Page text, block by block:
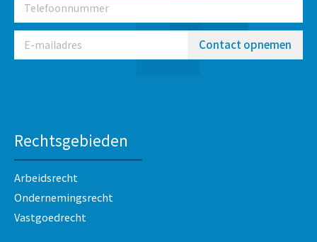
Contact opnemen
Rechtsgebieden
Arbeidsrecht
Ondernemingsrecht
Vastgoedrecht